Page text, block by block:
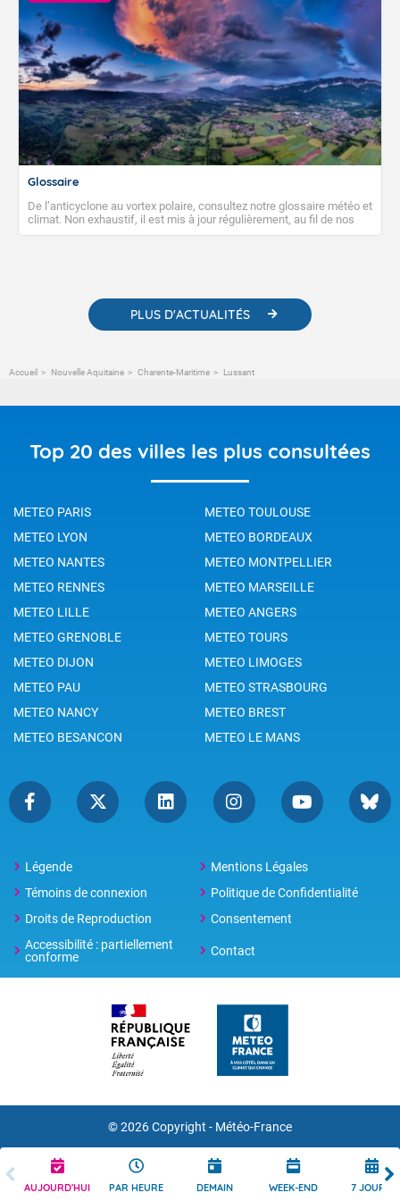
AUJOURD'HUI PAR HEURE DEMAIN WEEK-END 7 JOURS
Glossaire
De l’anticyclone au vortex polaire, consultez notre glossaire météo et
climat. Non exhaustif, il est mis à jour régulièrement, au fil de nos
publications. Vous y trouverez également des liens utiles vers nos
PLUS D'ACTUALITÉS
Accueil Nouvelle Aquitaine Charente-Maritime Lussant
Top 20 des villes les plus consultées
METEO PARIS
METEO TOULOUSE
METEO LYON
METEO BORDEAUX
METEO NANTES
METEO MONTPELLIER
METEO RENNES
METEO MARSEILLE
METEO LILLE
METEO ANGERS
METEO GRENOBLE
METEO TOURS
METEO DIJON
METEO LIMOGES
METEO PAU
METEO STRASBOURG
METEO NANCY
METEO BREST
METEO BESANCON
METEO LE MANS
Légende
Mentions Légales
Témoins de connexion
Politique de Confidentialité
Droits de Reproduction
Consentement
Accessibilité : partiellement
conforme
Contact
© 2026 Copyright - Météo-France